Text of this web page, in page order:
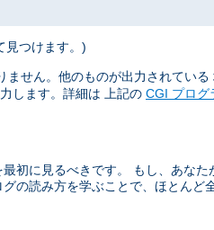
見つけます。)
せん。他のものが出力されている
します。詳細は 上記の CGI プログ
初に見るべきです。 もし、あなた
の読み方を学ぶことで、ほとんど